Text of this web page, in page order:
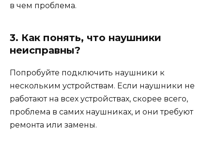
в чем проблема.
3. Как понять, что наушники
неисправны?
Попробуйте подключить наушники к
нескольким устройствам. Если наушники не
работают на всех устройствах, скорее всего,
проблема в самих наушниках, и они требуют
ремонта или замены.